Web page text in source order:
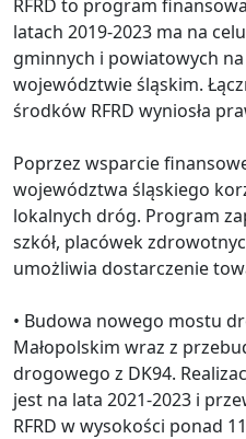
RFRD to program
latach 2019-2023 ma na
gminnych i powiatowych
województwie śląskim.
środków RFRD wyniosła
Poprzez wsparcie
województwa śląskiego
lokalnych dróg. Program
szkół, placówek
umożliwia dostarczenie
• Budowa nowego mostu
Małopolskim wraz z
drogowego z DK94.
jest na lata 2021-2023 i
RFRD w wysokości ponad